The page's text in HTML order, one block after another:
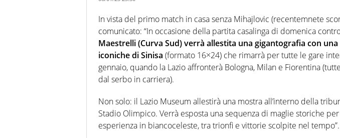
In vista del primo match in casa senza Mihajlovic (recentemnete
comunicato: “In occasione della partita casalinga di domenica
Maestrelli (Curva Sud) verrà allestita una gigantografia con
iconiche di Sinisa (formato 16×24) che rimarrà per tutte le gare
gennaio, quando la Lazio affronterà Bologna, Milan e Fiorentina
dal serbo in carriera).
Non solo: il Lazio Museum allestirà una mostra all’interno della
Stadio Olimpico. Verrà esposta una sequenza di maglie storiche
esperienza in biancoceleste, tra trionfi e vittorie scolpite nel tempo”.